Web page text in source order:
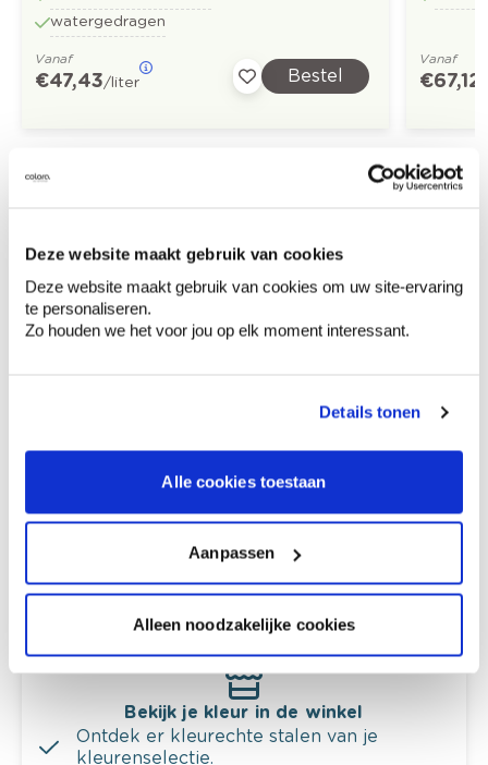
Deze website maakt gebruik van cookies
Deze website maakt gebruik van cookies om uw site-ervaring
te personaliseren.
Zo houden we het voor jou op elk moment interessant.
Details tonen
Alle cookies toestaan
Aanpassen
Alleen noodzakelijke cookies
watergedragen
Vanaf
€ 47,43/liter Bestel
Vanaf
€ 67,12
Colora-magazine
Kleuradvies aan huis
en je meubels.
Krijg ineens een technologische check-up
van je muren.
Bekijk je kleur in de winkel
Ontdek er kleurechte stalen van je
kleurenselectie.